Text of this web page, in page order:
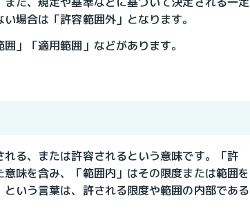
場合は「許容範囲外」となります。
」「適用範囲」などがあります。
れる、または許容されるという意味です。「許
味を含み、「範囲内」はその限度または範囲を
いう言葉は、許される限度や範囲の内部である